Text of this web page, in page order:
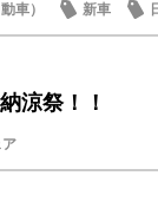
車） 新車
涼祭！！
ア